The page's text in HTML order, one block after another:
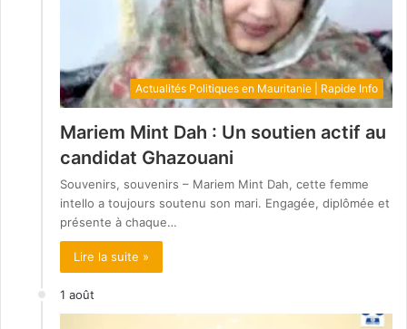
Actualités Politiques en Mauritanie | Rapide Info
Mariem Mint Dah : Un soutien actif au
candidat Ghazouani
Souvenirs, souvenirs – Mariem Mint Dah, cette femme
intello a toujours soutenu son mari. Engagée, diplômée et
présente à chaque…
Lire la suite »
1 août